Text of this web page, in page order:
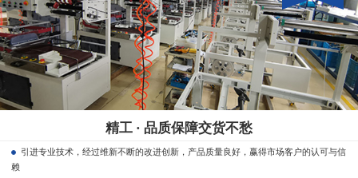
精工 · 品质保障交货不愁
引进专业技术，经过维新不断的改进创新，产品质量良好，赢得市场客户的认可与信
赖